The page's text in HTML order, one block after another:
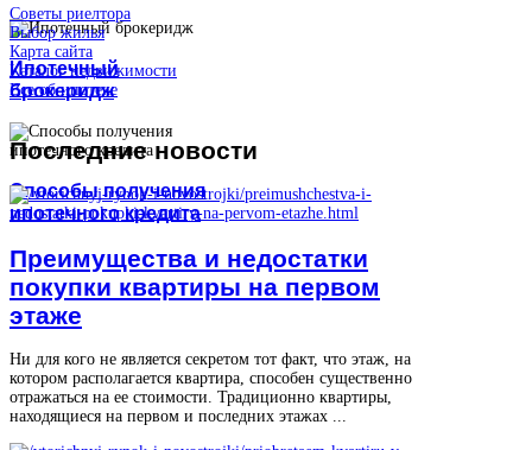
Ипотечный
брокеридж
Способы получения
ипотечного кредита
Советы риелтора
Выбор жилья
Карта сайта
Каталог недвижимости
Все об ипотеке
Последниеновости
Преимущества и недостатки
покупки квартиры на первом
этаже
Ни для кого не является секретом тот факт, что этаж, на
котором располагается квартира, способен существенно
отражаться на ее стоимости. Традиционно квартиры,
находящиеся на первом и последних этажах ...